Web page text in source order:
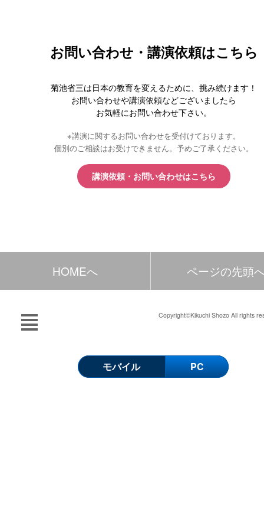
お問い合わせ・講演依頼はこちら
菊池省三は日本の教育を変えるために、挑み続けます！
お問い合わせや講演依頼などございましたら
お気軽にお問い合わせ下さい。
※講演に関するお問い合わせを受付けております。
個別のご相談はお受けできません。予めご了承ください。
講演依頼・お問い合わせはこちら
HOMEへ ページの先頭
Copyright©Kikuchi Shozo All rights
モバイル PC